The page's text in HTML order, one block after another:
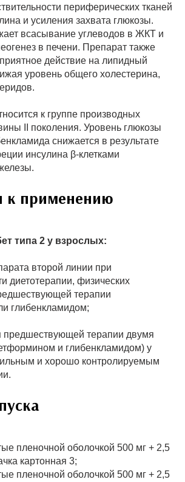
периферических тканей
и усиления захвата глюкозы.
всасывание углеводов в ЖКТ и
в печени. Препарат также
действие на липидный
уровень общего холестерина,
к группе производных
II поколения. Уровень глюкозы
снижается в результате
инсулина β-клетками
к применению
типа 2 у взрослых:
второй линии при
диетотерапии, физических
терапии
глибенкламидом;
предшествующей терапии двумя
и глибенкламидом) у
и хорошо контролируемым
пленочной оболочкой 500 мг + 2,5
картонная 3;
пленочной оболочкой 500 мг + 2,5